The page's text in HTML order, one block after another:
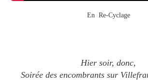
En Re-Cyclage
Hier soir, donc,
Soirée des encombrants sur